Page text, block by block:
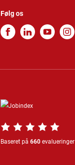
Følg os
Baseret på 660 evalueringer